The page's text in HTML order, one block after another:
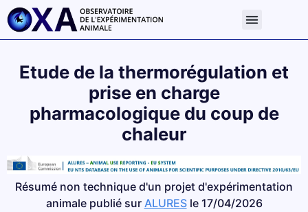
Etude de la thermorégulation et
prise en charge
pharmacologique du coup de
chaleur
Résumé non technique d'un projet d'expérimentation
animale publié sur ALURESle 17/04/2026